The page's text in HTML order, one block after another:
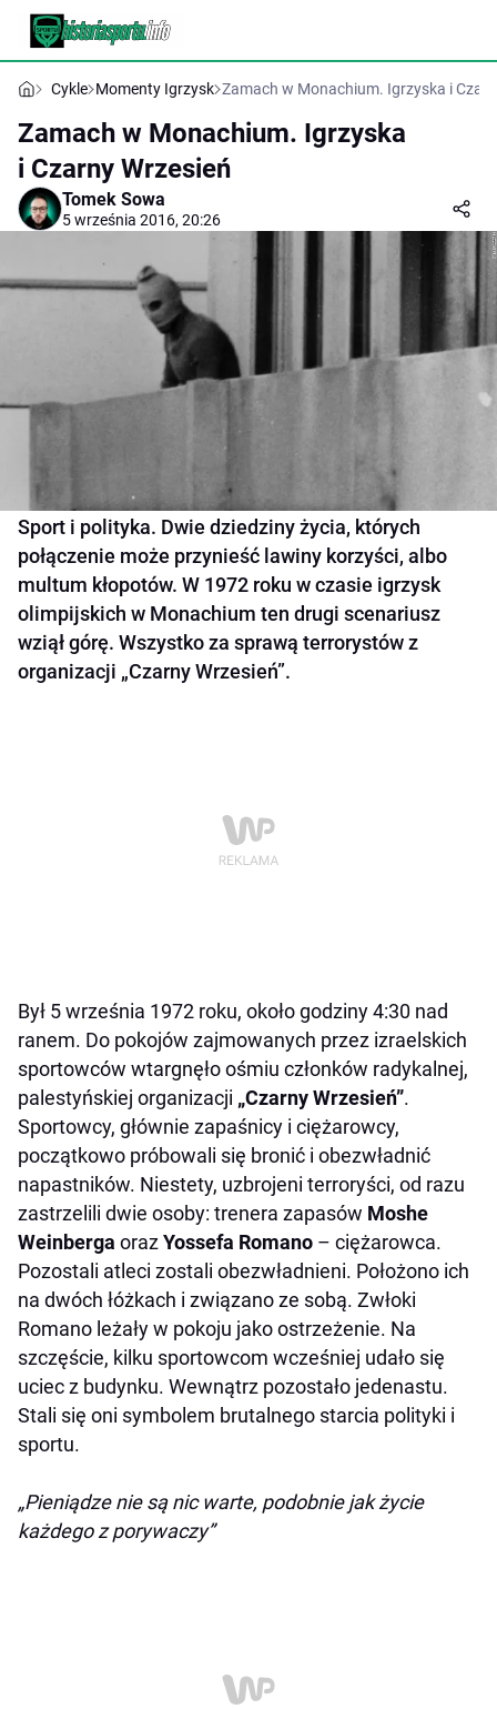
Cykle Momenty Igrzysk Zamach w Monachium. Igrzyska i
Zamach w Monachium. Igrzyska
i Czarny Wrzesień
Tomek Sowa
5 września 2016, 20:26
Sport i polityka. Dwie dziedziny życia, których
połączenie może przynieść lawiny korzyści, albo
multum kłopotów. W 1972 roku w czasie igrzysk
olimpijskich w Monachium ten drugi scenariusz
wziął górę. Wszystko za sprawą terrorystów z
organizacji „Czarny Wrzesień”.
Był 5 września 1972 roku, około godziny 4:30 nad
ranem. Do pokojów zajmowanych przez izraelskich
sportowców wtargnęło ośmiu członków radykalnej,
palestyńskiej organizacji „Czarny Wrzesień”.
Sportowcy, głównie zapaśnicy i ciężarowcy,
początkowo próbowali się bronić i obezwładnić
napastników. Niestety, uzbrojeni terroryści, od razu
zastrzelili dwie osoby: trenera zapasów Moshe
Weinberga orazYossefa Romano – ciężarowca.
Pozostali atleci zostali obezwładnieni. Położono ich
na dwóch łóżkach i związano ze sobą. Zwłoki
Romano leżały w pokoju jako ostrzeżenie. Na
szczęście, kilku sportowcom wcześniej udało się
uciec z budynku. Wewnątrz pozostało jedenastu.
Stali się oni symbolem brutalnego starcia polityki i
sportu.
„Pieniądze nie są nic warte, podobnie jak życie
każdego z porywaczy”